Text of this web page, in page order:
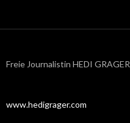
Freie Journalistin HEDI GRAGER
www.hedigrager.com